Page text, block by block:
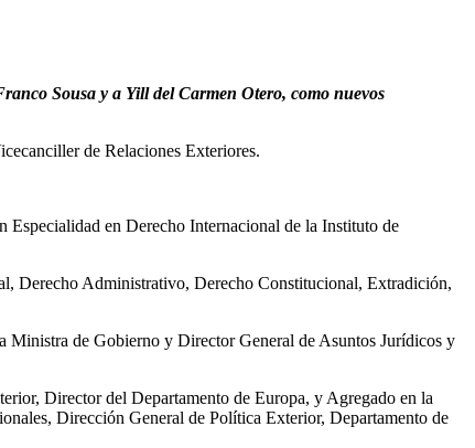
Sousa y a Yill del Carmen Otero, como nuevos
de Relaciones Exteriores.
en Derecho Internacional de la Instituto de
Derecho Administrativo, Derecho Constitucional, Extradición,
Ministra de Gobierno y Director General de Asuntos Jurídicos y
Director del Departamento de Europa, y Agregado en la
Dirección General de Política Exterior, Departamento de